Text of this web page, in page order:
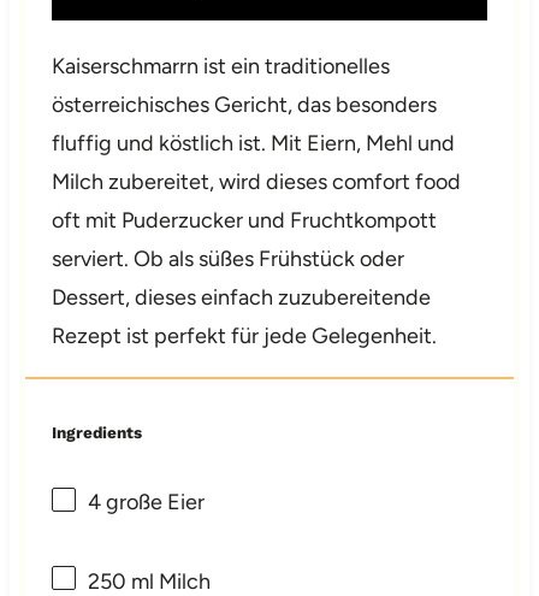
Kaiserschmarrn ist ein traditionelles
österreichisches Gericht, das besonders
fluffig und köstlich ist. Mit Eiern, Mehl und
Milch zubereitet, wird dieses comfort food
oft mit Puderzucker und Fruchtkompott
serviert. Ob als süßes Frühstück oder
Dessert, dieses einfach zuzubereitende
Rezept ist perfekt für jede Gelegenheit.
Ingredients
4große Eier
250 ml Milch